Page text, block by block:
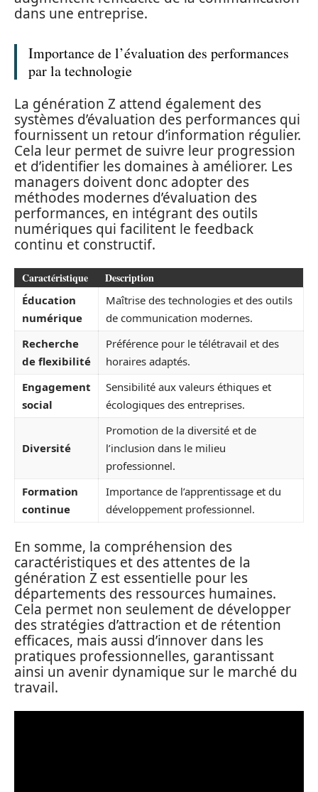
dans une entreprise.
Importance de l’évaluation des performances
par la technologie
La génération Z attend également des
systèmes d’évaluation des performances qui
fournissent un retour d’information régulier.
Cela leur permet de suivre leur progression
et d’identifier les domaines à améliorer. Les
managers doivent donc adopter des
méthodes modernes d’évaluation des
performances, en intégrant des outils
numériques qui facilitent le feedback
continu et constructif.
Caractéristique Description
Éducation
numérique
Maîtrise des technologies et des outils
de communication modernes.
Recherche
de flexibilité
Préférence pour le télétravail et des
horaires adaptés.
Engagement
social
Sensibilité aux valeurs éthiques et
écologiques des entreprises.
Diversité
Promotion de la diversité et de
l’inclusion dans le milieu
professionnel.
Formation
continue
Importance de l’apprentissage et du
développement professionnel.
En somme, la compréhension des
caractéristiques et des attentes de la
génération Z est essentielle pour les
départements des ressources humaines.
Cela permet non seulement de développer
des stratégies d’attraction et de rétention
efficaces, mais aussi d’innover dans les
pratiques professionnelles, garantissant
ainsi un avenir dynamique sur le marché du
travail.